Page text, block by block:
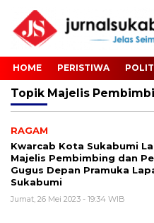
HOME PERISTIWA
Topik Majelis
RAGAM
Kwarcab Kota Sukabumi
Majelis Pembimbing dan
Gugus Depan Pramuka
Sukabumi
Jumat, 26 Mei 2023 - 19:34 WIB